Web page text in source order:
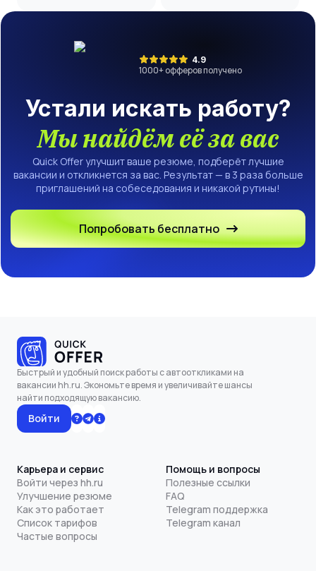
4.9
1000+ офферов получено
Устали искать работу?
Мы найдём её за вас
Quick Offer улучшит ваше резюме, подберёт лучшие
вакансии и откликнется за вас. Результат — в 3 раза больше
приглашений на собеседования и никакой рутины!
Попробовать бесплатно
Быстрый и удобный поиск работы с автооткликами на
вакансии hh.ru. Экономьте время и увеличивайте шансы
найти подходящую вакансию.
Войти
Карьера и сервис
Войти через hh.ru
Улучшение резюме
Как это работает
Список тарифов
Частые вопросы
Помощь и вопросы
Полезные ссылки
FAQ
Telegram поддержка
Telegram канал